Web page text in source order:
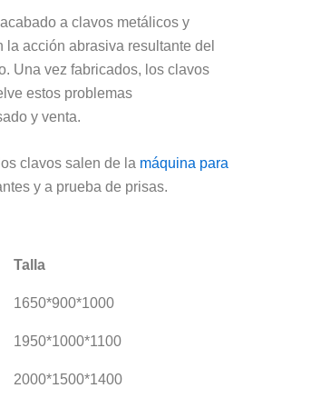
a clavos metálicos y
acción abrasiva resultante del
Una vez fabricados, los clavos
estos problemas
y venta.
clavos salen de la máquina para
y a prueba de prisas.
Talla
1650*900*1000
1950*1000*1100
2000*1500*1400